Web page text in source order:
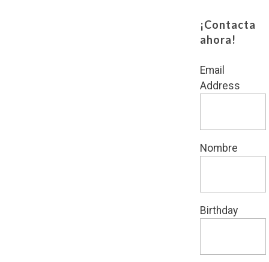
¡Contacta
ahora!
Email
Address
Nombre
Birthday